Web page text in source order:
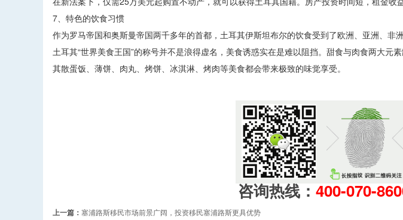
7、特色的饮食习惯
作为罗马帝国和奥斯曼帝国两千多年的首都，土耳其伊斯坦布尔的饮食受到了欧洲、亚洲、非
土耳其“世界美食王国”的称号并不是浪得虚名，美食诱惑实在是难以阻挡。甜食与肉食两大元
其散蛋饭、薄饼、肉丸、烤饼、冰淇淋、烤肉等美食都会带来极致的味觉享受。
咨询热线： 400-070-
上一篇： 塞浦路斯移民市场前景广阔，投资移民塞浦路斯更具优势